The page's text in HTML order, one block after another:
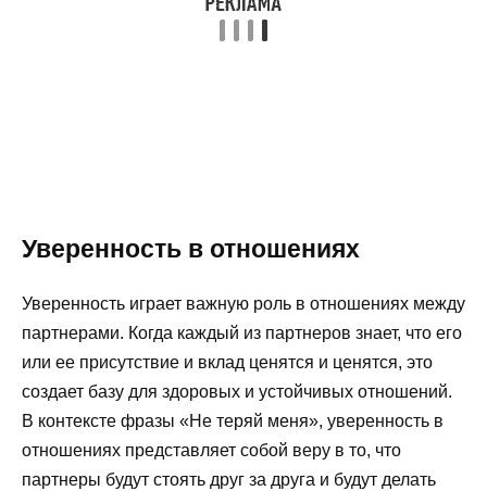
Уверенность в отношениях
Уверенность играет важную роль в отношениях между
партнерами. Когда каждый из партнеров знает, что его
или ее присутствие и вклад ценятся и ценятся, это
создает базу для здоровых и устойчивых отношений.
В контексте фразы «Не теряй меня», уверенность в
отношениях представляет собой веру в то, что
партнеры будут стоять друг за друга и будут делать